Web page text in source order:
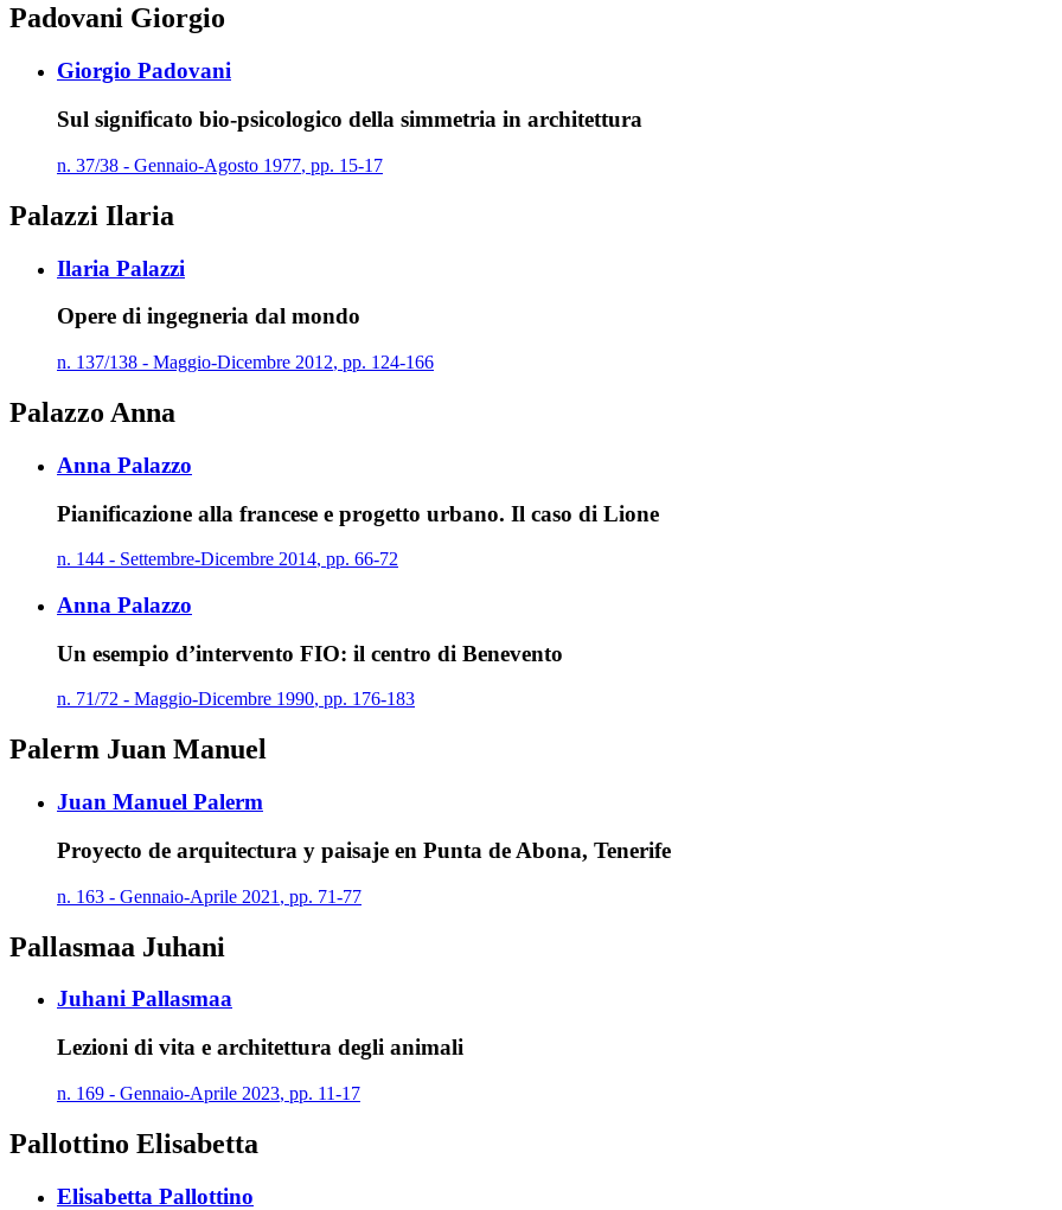
Padovani Giorgio
Giorgio Padovani
Sul significato bio-psicologico della simmetria in architettura
n. 37/38 - Gennaio-Agosto 1977, pp. 15-17
Palazzi Ilaria
Ilaria Palazzi
Opere di ingegneria dal mondo
n. 137/138 - Maggio-Dicembre 2012, pp. 124-166
Palazzo Anna
Anna Palazzo
Pianificazione alla francese e progetto urbano. Il caso di Lione
n. 144 - Settembre-Dicembre 2014, pp. 66-72
Anna Palazzo
Un esempio d’intervento FIO: il centro di Benevento
n. 71/72 - Maggio-Dicembre 1990, pp. 176-183
Palerm Juan Manuel
Juan Manuel Palerm
Proyecto de arquitectura y paisaje en Punta de Abona, Tenerife
n. 163 - Gennaio-Aprile 2021 , pp. 71-77
Pallasmaa Juhani
Juhani Pallasmaa
Lezioni di vita e architettura degli animali
n. 169 - Gennaio-Aprile 2023, pp. 11-17
Pallottino Elisabetta
Elisabetta Pallottino